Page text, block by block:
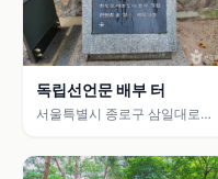
독립선언문 배부 터
서울특별시 종로구 삼일대로